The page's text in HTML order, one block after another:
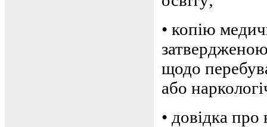
• копію
щодо
або
• довідка про